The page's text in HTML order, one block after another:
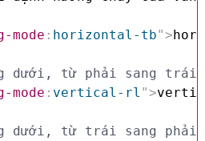
: horizontal-tb">
dưới, từ phải sang
: vertical-rl ">
dưới, từ trái sang